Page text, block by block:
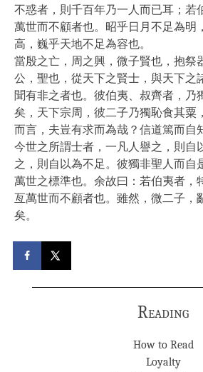
不惑者，則千百年乃一人而已耳；若
萬世而不顧者也。昭乎日月不足為明
高，巍乎天地不足為容也。
當殷之亡，周之興，微子賢也，抱祭
公，聖也，從天下之賢士，與天下之
聞有非之者也。彼伯夷、叔齊者，乃
矣，天下宗周，彼二子乃獨恥食其粟
而言，夫豈有求而為哉？信道篤而自
今世之所謂士者，一凡人譽之，則自
之，則自以為不足。彼獨非聖人而自
萬世之標準也。余故曰：若伯夷者，
亙萬世而不顧者也。雖然，微二子，
矣。
Reading
How to Read
Loyalty